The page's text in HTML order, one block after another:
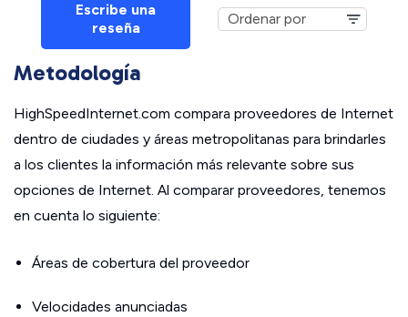
Escribe una
reseña
Metodología
HighSpeedInternet.com compara proveedores de Internet
dentro de ciudades y áreas metropolitanas para brindarles
a los clientes la información más relevante sobre sus
opciones de Internet. Al comparar proveedores, tenemos
en cuenta lo siguiente:
Áreas de cobertura del proveedor
Velocidades anunciadas